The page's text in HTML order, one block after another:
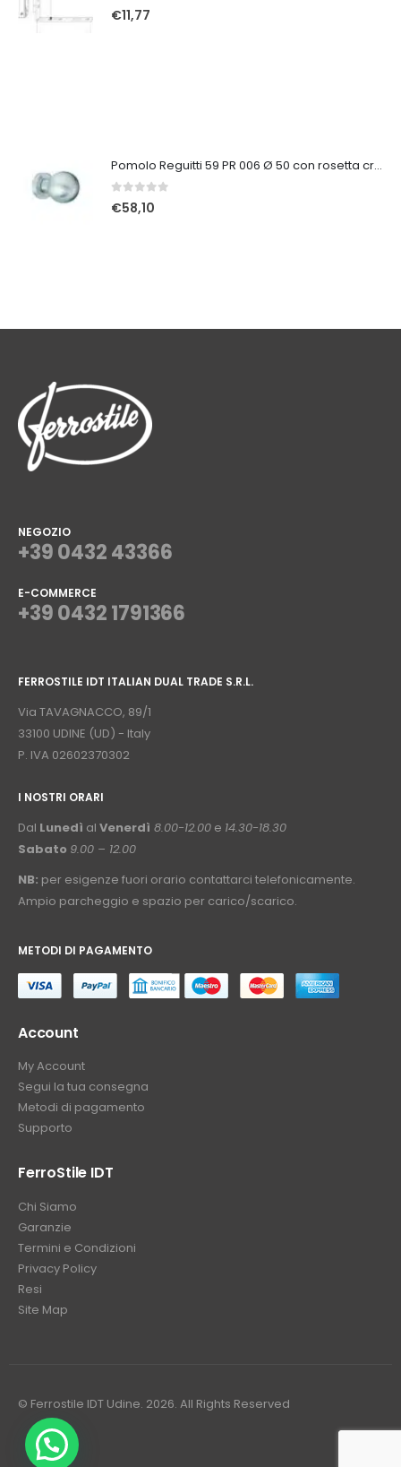
0Su 5
€11,77
Pomolo Reguitti 59 PR 006 Ø 50 con rosetta cromo satinato
Su 5
€58,10
NEGOZIO
+39 0432 43366
E-COMMERCE
+39 0432 1791366
FERROSTILE IDT ITALIAN DUAL TRADE S.R.L.
Via TAVAGNACCO, 89/1
33100 UDINE (UD) - Italy
P. IVA 02602370302
I NOSTRI ORARI
Dal Lunedì al Venerdì 8.00-12.00 e 14.30-18.30
Sabato 9.00 – 12.00
NB: per esigenze fuori orario contattarci telefonicamente.
Ampio parcheggio e spazio per carico/scarico.
METODI DI PAGAMENTO
Account
My Account
Segui la tua consegna
Metodi di pagamento
Supporto
FerroStile IDT
Chi Siamo
Garanzie
Termini e Condizioni
Privacy Policy
Resi
Site Map
© Ferrostile IDT Udine. 2026. All Rights Reserved